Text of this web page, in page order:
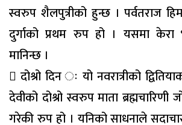
स्वरुप शैलपुत्रीको हुन्छ । पर्वतराज
दुर्गाको प्रथम रुप हो । यसमा
मानिन्छ ।
 दोश्रो दिन ः यो नवरात्रीको
देवीको दोश्रो स्वरुप माता ब्रह्मचारिणी
गरेकी रुप हो । यनिको साधनाले